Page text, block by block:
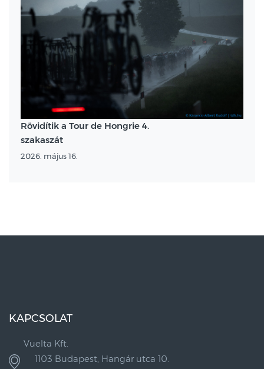
Rövidítik a Tour de Hongrie 4.
szakaszát
2026. május 16.
KAPCSOLAT
Vuelta Kft.
1103 Budapest, Hangár utca 10.